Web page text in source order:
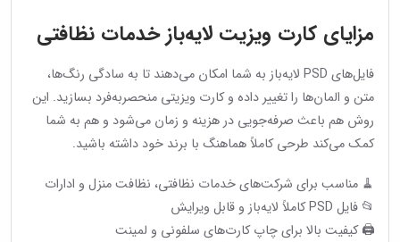
مزایای کارت ویزیت لایه‌باز خدمات نظافتی
فایل‌های PSD لایه‌باز به شما امکان می‌دهند تا به سادگی رنگ‌ها،
متن و المان‌ها را تغییر داده و کارت ویزیتی منحصربه‌فرد بسازید. این
روش هم باعث صرفه‌جویی در هزینه و زمان می‌شود و هم به شما
کمک می‌کند طرحی کاملاً هماهنگ با برند خود داشته باشید.
🧹 مناسب برای شرکت‌های خدمات نظافتی، نظافت منزل و ادارات
📂 فایل PSD کاملاً لایه‌باز و قابل ویرایش
🖨 کیفیت بالا برای چاپ کارت‌های سلفونی و لمینت